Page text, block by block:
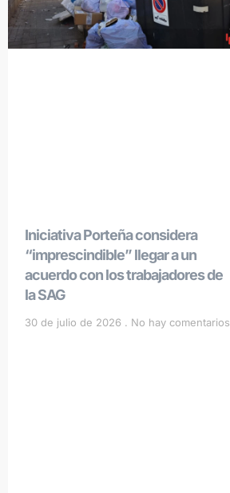
Iniciativa Porteña considera
“imprescindible” llegar a un
acuerdo con los trabajadores de
la SAG
30 de julio de 2026 No hay comentarios